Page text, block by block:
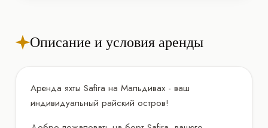
Описание и условия аренды
Аренда яхты Safira на Мальдивах - ваш
индивидуальный райский остров!